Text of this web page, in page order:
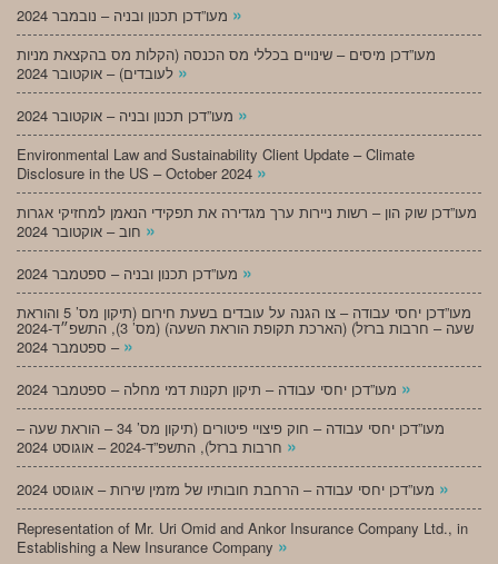
»
מעו”דכן מיסים – שינויים בכללי מס הכנסה (הקלות מס בהקצאת מניות
»
»
Environmental Law and Sustainability Client Update – Climate
Disclosure in the US – October 2024 »
מעו”דכן שוק הון – רשות ניירות ערך מגדירה את תפקידי הנאמן למחזיקי אגרות
»
»
מעו”דכן יחסי עבודה – צו הגנה על עובדים בשעת חירום (תיקון מס’ 5 והוראת
שעה – חרבות ברזל) (הארכת תקופת הוראת השעה) (מס’ 3), התשפ״ד-2024
– ספטמבר 2024 »
»
מעו”דכן יחסי עבודה – חוק פיצויי פיטורים (תיקון מס’ 34 – הוראת שעה –
»
»
Representation of Mr. Uri Omid and Ankor Insurance Company Ltd., in
Establishing a New Insurance Company »